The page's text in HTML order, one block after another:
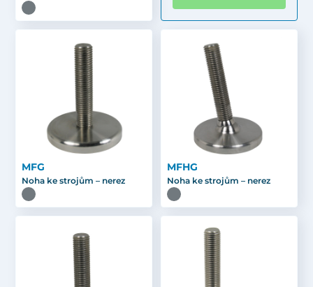
MFG
Noha ke strojům – nerez
MFHG
Noha ke strojům – nerez